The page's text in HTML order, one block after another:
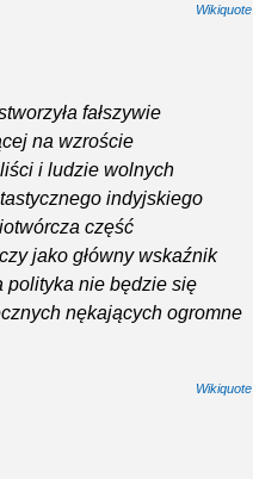
Wikiquote
fałszywie
na wzroście
i ludzie wolnych
indyjskiego
część
jako główny wskaźnik
polityka nie będzie się
nękających ogromne
Wikiquote